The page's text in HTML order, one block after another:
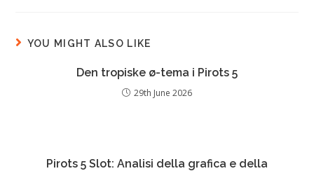
YOU MIGHT ALSO LIKE
Den tropiske ø-tema i Pirots 5
29th June 2026
Pirots 5 Slot: Analisi della grafica e della